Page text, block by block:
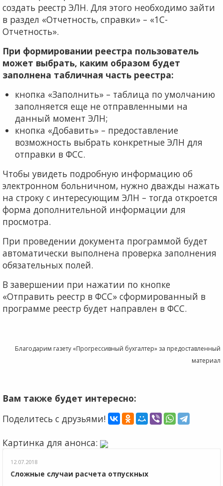
создать реестр ЭЛН. Для этого необходимо зайти
в раздел «Отчетность, справки» – «1С-
Отчетность».
При формировании реестра пользователь
может выбрать, каким образом будет
заполнена табличная часть реестра:
кнопка «Заполнить» – таблица по умолчанию
заполняется еще не отправленными на
данный момент ЭЛН;
кнопка «Добавить» – предоставление
возможность выбрать конкретные ЭЛН для
отправки в ФСС.
Чтобы увидеть подробную информацию об
электронном больничном, нужно дважды нажать
на строку с интересующим ЭЛН – тогда откроется
форма дополнительной информации для
просмотра.
При проведении документа программой будет
автоматически выполнена проверка заполнения
обязательных полей.
В завершении при нажатии по кнопке
«Отправить реестр в ФСС» сформированный в
программе реестр будет направлен в ФСС.
Благодарим газету «Прогрессивный бухгалтер» за предоставленный
материал
Вам также будет интересно:
Поделитесь с друзьями!
Картинка для анонса:
12.07.2018
Сложные случаи расчета отпускных